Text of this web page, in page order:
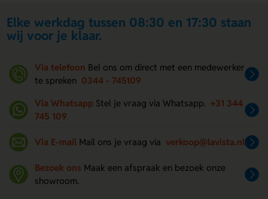
Elke werkdag tussen 08:30 en 17:30 staan
wij voor je klaar.
Via telefoon Bel ons om direct met een medewerker
te spreken 0344 - 745109
Via Whatsapp Stel je vraag via Whatsapp. +31 344
745 109
Via E-mail Mail ons je vraag via verkoop@lavista.nl
Bezoek ons Maak een afspraak en bezoek onze
showroom.